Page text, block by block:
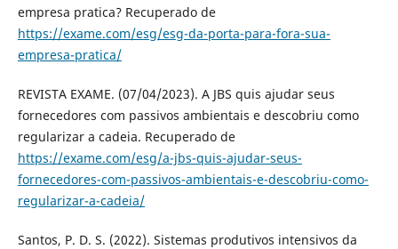
empresa pratica? Recuperado de
https://exame.com/esg/esg-da-porta-para-fora-sua-
empresa-pratica/
REVISTA EXAME. (07/04/2023). A JBS quis ajudar seus
fornecedores com passivos ambientais e descobriu como
regularizar a cadeia. Recuperado de
https://exame.com/esg/a-jbs-quis-ajudar-seus-
fornecedores-com-passivos-ambientais-e-descobriu-como-
regularizar-a-cadeia/
Santos, P. D. S. (2022). Sistemas produtivos intensivos da